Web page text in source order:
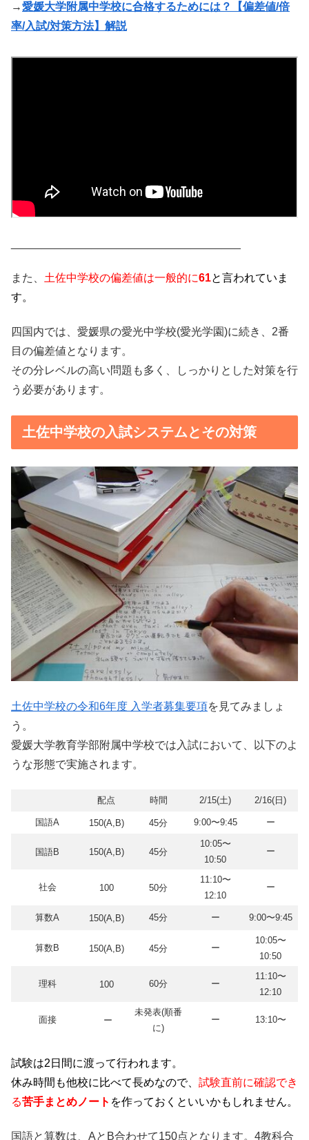
→愛媛大学附属中学校に合格するためには？【偏差値/倍
率/入試/対策方法】解説
また、 土佐中学校の偏差値は一般的に61と言われていま
す。
四国内では、愛媛県の愛光中学校(愛光学園)に続き、2番
目の偏差値となります。
その分レベルの高い問題も多く、しっかりとした対策を行
う必要があります。
土佐中学校の入試システムとその対策
土佐中学校の令和6年度 入学者募集要項を見てみましょ
う。
愛媛大学教育学部附属中学校では入試において、以下のよ
うな形態で実施されます。
配点 時間 2/15(土) 2/16(日)
国語A 150(A,B) 45分 9:00〜9:45 ー
国語B 150(A,B) 45分
10:05〜
10:50
ー
社会 100 50分
11:10〜
12:10
ー
算数A 150(A,B) 45分 ー 9:00〜9:45
算数B 150(A,B) 45分 ー
10:05〜
10:50
理科 100 60分 ー
11:10〜
12:10
面接 ー
未発表(順番
に)
ー 13:10〜
試験は2日間に渡って行われます。
休み時間も他校に比べて長めなので、 試験直前に確認でき
る苦手まとめノート を作っておくといいかもしれません。
国語と算数は、AとB合わせて150点となります。4教科合